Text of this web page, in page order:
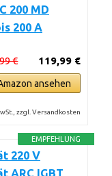
200 MD
200 A
119,99 €
€
ansehen
zzgl. Versandkosten
EMPFEHLUNG
220 V
ARC IGBT